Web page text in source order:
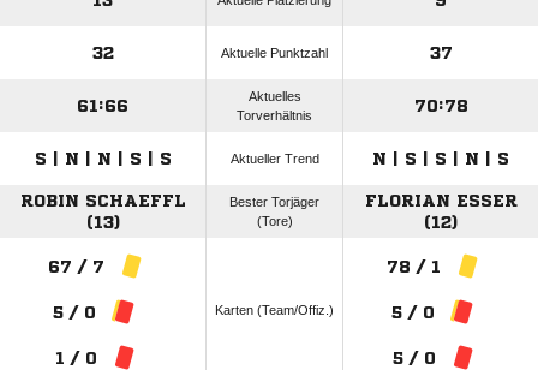
32 Aktuelle Punktzahl 37
61:66
Aktuelles
Torverhältnis
70:78
S | N | N | S | S Aktueller Trend N | S | S | N | S
ROBIN SCHAEFFL
(13)
Bester Torjäger
(Tore)
FLORIAN ESSER
(12)
67 / 7
5 / 0
1 / 0
Karten (Team/Offiz.)
78 / 1
5 / 0
5 / 0